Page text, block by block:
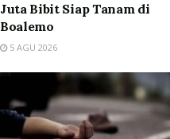
Juta Bibit Siap Tanam di
Boalemo
5 AGU 2026